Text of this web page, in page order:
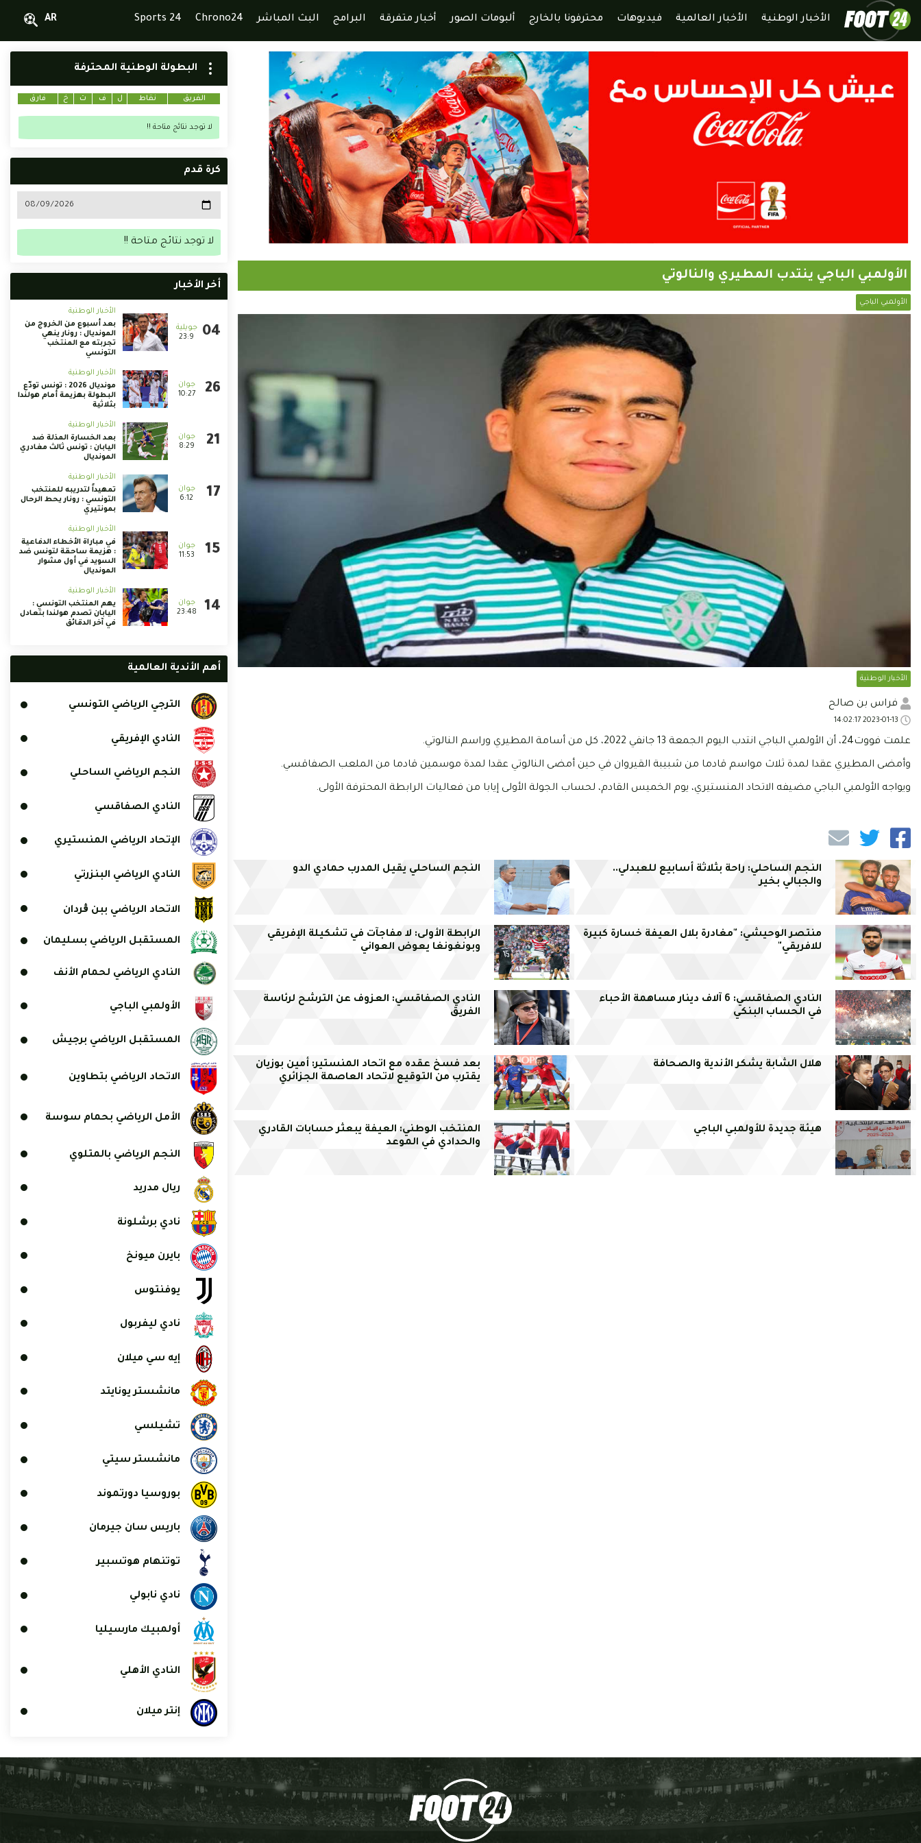
الأخبار الوطنية الأخبار العالمية فيديوهات محترفونا بالخارج ألبومات الصور أخبار متفرقة البرامج البث المباشر Chrono24
Sports 24
AR
الأولمبي الباجي ينتدب المطيري والنالوتي
الأولمبي الباجي
الأخبار الوطنية
فراس بن صالح
علمت فووت24، أن الأولمبي الباجي انتدب اليوم الجمعة 13 جانفي 2022، كل من أسامة المطيري وراسم النالوتي.
وأمضى المطيري عقدا لمدة ثلاث مواسم قادما من شبيبة القيروان في حين أمضى النالوتي عقدا لمدة موسمين قادما من الملعب الصفاقسي.
ويواجه الأولمبي الباجي مضيفه الاتحاد المنستيري، يوم الخميس القادم، لحساب الجولة الأولى إيابا من فعاليات الرابطة المحترفة الأولى.
النجم الساحلي: راحة بثلاثة أسابيع للعبدلي..
والجبالي بخير
النجم الساحلي يقيل المدرب حمادي الدو
منتصر الوحيشي: "مغادرة بلال العيفة خسارة كبيرة
للافريقي"
الرابطة الأولى: لا مفاجآت في تشكيلة الإفريقي
وبونغونغا يعوض العواني
النادي الصفاقسي: 6 آلاف دينار مساهمة الأحباء
في الحساب البنكي
النادي الصفاقسي: العزوف عن الترشح لرئاسة
الفريق
هلال الشابة يشكر الأندية والصحافة
بعد فسخ عقده مع اتحاد المنستير: أمين بوزيان
يقترب من التوقيع لاتحاد العاصمة الجزائري
هيئة جديدة للأولمبي الباجي
المنتخب الوطني: العيفة يبعثر حسابات القادري
والحدادي في الموعد
البطولة الوطنية المحترفة
الفريق نقاط ل ف ت خ فارق
لا توجد نتائج متاحة !!
كرة قدم
لا توجد نتائج متاحة !!
أخر الأخبار
23:9
الأخبار الوطنية
بعد أسبوع من الخروج من
المونديال : رونار ينهي
تجربته مع المنتخب
التونسي
10:27
الأخبار الوطنية
مونديال 2026 : تونس تودّع
البطولة بهزيمة أمام هولندا
بثلاثية
8:29
الأخبار الوطنية
بعد الخسارة المذلة ضد
اليابان : تونس ثالث مغادري
المونديال
6:12
الأخبار الوطنية
تمهيداً لتدريبه للمنتخب
التونسي : رونار يحط الرحال
بمونتيري
11:53
الأخبار الوطنية
في مباراة الأخطاء الدفاعية
: هزيمة ساحقة لتونس ضد
السويد في أول مشوار
المونديال
23:48
الأخبار الوطنية
يهم المنتخب التونسي :
اليابان تصدم هولندا بتعادل
في آخر الدقائق
أهم الأندية العالمية
الترجي الرياضي التونسي
النادي الإفريقي
النجم الرياضي الساحلي
النادي الصفاقسي
الإتحاد الرياضي المنستيري
النادي الرياضي البنزرتي
الاتحاد الرياضي ببن ڨردان
المستقبل الرياضي بسليمان
النادي الرياضي لحمام الأنف
الأولمبي الباجي
المستقبل الرياضي برجيش
الاتحاد الرياضي بتطاوين
الأمل الرياضي بحمام سوسة
النجم الرياضي بالمتلوي
ريال مدريد
نادي برشلونة
بايرن ميونخ
يوفنتوس
نادي ليفربول
إيه سي ميلان
مانشستر يونايتد
تشيلسي
مانشستر سيتي
بوروسيا دورتموند
باريس سان جيرمان
توتنهام هوتسبير
نادي نابولي
أولمبيك مارسيليا
النادي الأهلي
إنتر ميلان